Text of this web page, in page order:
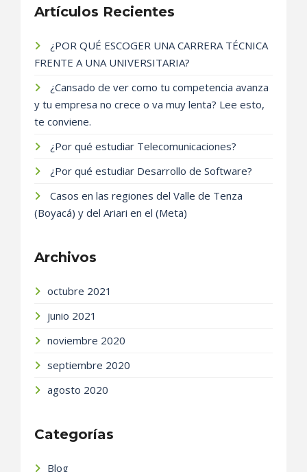
Artículos Recientes
¿POR QUÉ ESCOGER UNA CARRERA TÉCNICA
FRENTE A UNA UNIVERSITARIA?
¿Cansado de ver como tu competencia avanza
y tu empresa no crece o va muy lenta? Lee esto,
te conviene.
¿Por qué estudiar Telecomunicaciones?
¿Por qué estudiar Desarrollo de Software?
Casos en las regiones del Valle de Tenza
(Boyacá) y del Ariari en el (Meta)
Archivos
octubre 2021
junio 2021
noviembre 2020
septiembre 2020
agosto 2020
Categorías
Blog